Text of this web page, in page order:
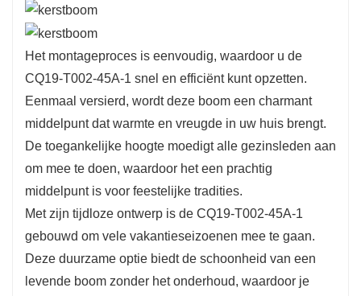
Het montageproces is eenvoudig, waardoor u de
CQ19-T002-45A-1 snel en efficiënt kunt opzetten.
Eenmaal versierd, wordt deze boom een ​​charmant
middelpunt dat warmte en vreugde in uw huis brengt.
De toegankelijke hoogte moedigt alle gezinsleden aan
om mee te doen, waardoor het een prachtig
middelpunt is voor feestelijke tradities.
Met zijn tijdloze ontwerp is de CQ19-T002-45A-1
gebouwd om vele vakantieseizoenen mee te gaan.
Deze duurzame optie biedt de schoonheid van een
levende boom zonder het onderhoud, waardoor je